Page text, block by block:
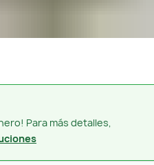
Para más detalles,